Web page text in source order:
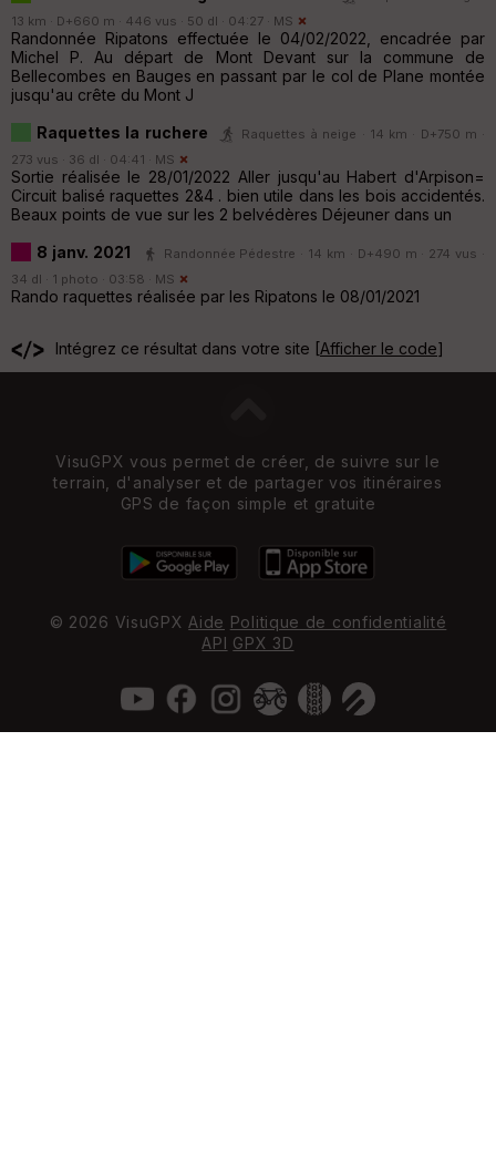
13 km · D+660 m · 446 vus · 50 dl · 04:27 · MS
Randonnée Ripatons effectuée le 04/02/2022, encadrée par
Michel P. Au départ de Mont Devant sur la commune de
Bellecombes en Bauges en passant par le col de Plane montée
jusqu'au crête du Mont J
Raquettes la ruchere
Raquettes à neige · 14 km · D+750 m ·
273 vus · 36 dl · 04:41 · MS
Sortie réalisée le 28/01/2022 Aller jusqu'au Habert d'Arpison=
Circuit balisé raquettes 2&4 . bien utile dans les bois accidentés.
Beaux points de vue sur les 2 belvédères Déjeuner dans un
8 janv. 2021
Randonnée Pédestre · 14 km · D+490 m · 274 vus ·
34 dl · 1 photo · 03:58 · MS
Rando raquettes réalisée par les Ripatons le 08/01/2021
Intégrez ce résultat dans votre site [Afficher le code]
VisuGPX vous permet de créer, de suivre sur le
terrain, d'analyser et de partager vos itinéraires
GPS de façon simple et gratuite
© 2026 VisuGPX Aide Politique de confidentialité
API GPX 3D